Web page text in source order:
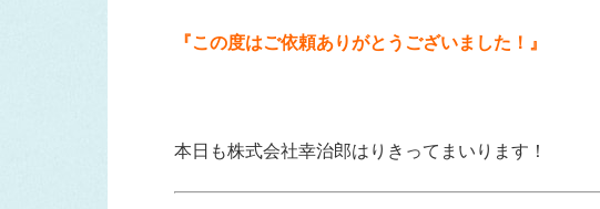
『この度はご依頼ありがとうございました！』
本日も株式会社幸治郎はりきってまいります！